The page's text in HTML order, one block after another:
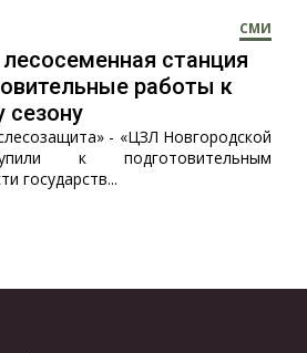
СМИ
станция
работы к
сезону
- «ЦЗЛ Новгородской
к подготовительным
государств...